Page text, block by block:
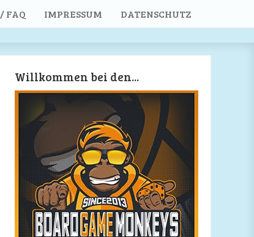
FAQ IMPRESSUM DATENSCHUTZ
Willkommen bei den...